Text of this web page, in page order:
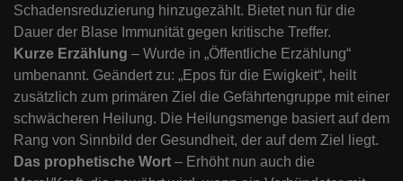
Schadensreduzierung hinzugezählt. Bietet nun für die
Dauer der Blase Immunität gegen kritische Treffer.
Kurze Erzählung – Wurde in „Öffentliche Erzählung“
umbenannt. Geändert zu: „Epos für die Ewigkeit“, heilt
zusätzlich zum primären Ziel die Gefährtengruppe mit einer
schwächeren Heilung. Die Heilungsmenge basiert auf dem
Rang von Sinnbild der Gesundheit, der auf dem Ziel liegt.
Das prophetische Wort – Erhöht nun auch die